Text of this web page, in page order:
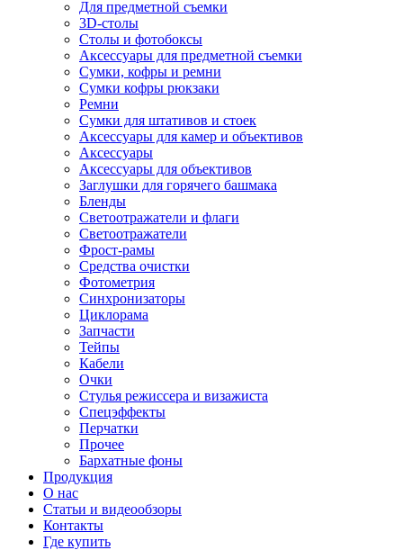
Для предметной съемки
3D-столы
Столы и фотобоксы
Аксессуары для предметной съемки
Сумки, кофры и ремни
Сумки кофры рюкзаки
Ремни
Сумки для штативов и стоек
Аксессуары для камер и объективов
Аксессуары
Аксессуары для объективов
Заглушки для горячего башмака
Бленды
Светоотражатели и флаги
Светоотражатели
Фрост-рамы
Средства очистки
Фотометрия
Синхронизаторы
Циклорама
Запчасти
Тейпы
Кабели
Очки
Стулья режиссера и визажиста
Спецэффекты
Перчатки
Прочее
Бархатные фоны
Продукция
О нас
Статьи и видеообзоры
Контакты
Где купить